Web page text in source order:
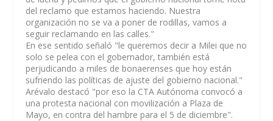
del reclamo que estamos haciendo. Nuestra
organización no se va a poner de rodillas, vamos a
seguir reclamando en las calles."
En ese sentido señaló "le queremos decir a Milei que no
solo se pelea con el gobernador, también está
perjudicando a miles de bonaerenses que hoy están
sufriendo las políticas de ajuste del gobierno nacional."
Arévalo destacó "por eso la CTA Autónoma convocó a
una protesta nacional con movilización a Plaza de
Mayo, en contra del hambre para el 5 de diciembre".